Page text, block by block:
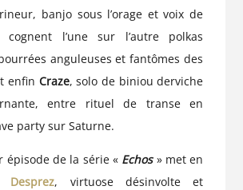
banjo sous l’orage et voix de
l’une sur l’autre polkas
anguleuses et fantômes des
enfin Craze, solo de biniou derviche
entre rituel de transe en
party sur Saturne.
épisode de la série « Echos» met en
Desprez, virtuose désinvolte et